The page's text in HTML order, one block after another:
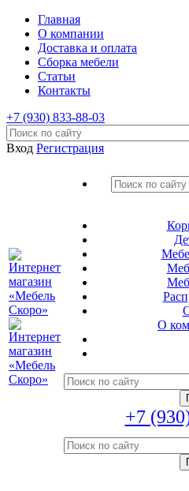
Главная
О компании
Доставка и оплата
Сборка мебели
Статьи
Контакты
+7 (930) 833-88-03
Вход Регистрация
О
+7